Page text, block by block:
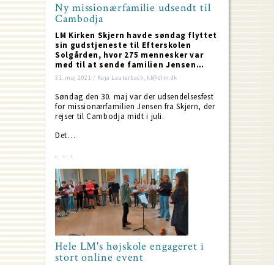
Ny missionærfamilie udsendt til
Cambodja
LM Kirken Skjern havde søndag flyttet
sin gudstjeneste til Efterskolen
Solgården, hvor 275 mennesker var
med til at sende familien Jensen…
31. maj 2021 / Kaja Lauterbach, kl@dlm.dk
Søndag den 30. maj var der udsendelsesfest
for missionærfamilien Jensen fra Skjern, der
rejser til Cambodja midt i juli.
Det…
Hele LM's højskole engageret i
stort online event